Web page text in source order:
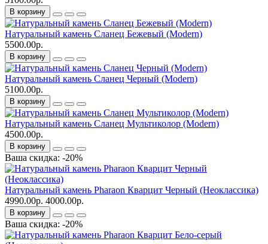
В корзину
Натуральный камень Сланец Бежевый (Modern)
5500.00р.
В корзину
Натуральный камень Сланец Черный (Modern)
5100.00р.
В корзину
Натуральный камень Сланец Мультиколор (Modern)
4500.00р.
В корзину
Ваша скидка: -20%
Натуральный камень Pharaon Кварцит Черный (Неоклассика)
4990.00р. 4000.00р.
В корзину
Ваша скидка: -20%